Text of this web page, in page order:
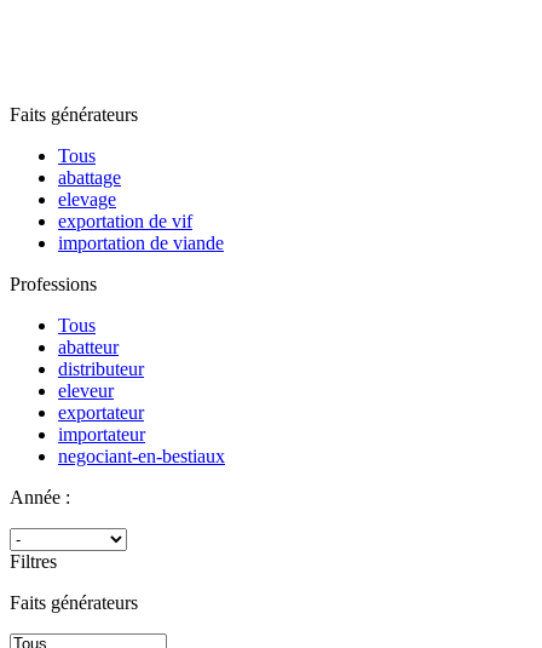
Faits générateurs
Tous
abattage
elevage
exportation de vif
importation de viande
Professions
Tous
abatteur
distributeur
eleveur
exportateur
importateur
negociant-en-bestiaux
Année :
Filtres
Faits générateurs